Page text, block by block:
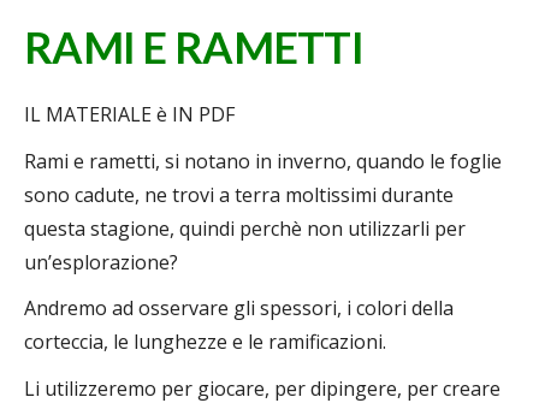
RAMI E RAMETTI
IL MATERIALE è IN PDF
Rami e rametti, si notano in inverno, quando le foglie
sono cadute, ne trovi a terra moltissimi durante
questa stagione, quindi perchè non utilizzarli per
un’esplorazione?
Andremo ad osservare gli spessori, i colori della
corteccia, le lunghezze e le ramificazioni.
Li utilizzeremo per giocare, per dipingere, per creare